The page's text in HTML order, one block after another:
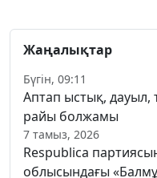
Жаңалықтар
Бүгін, 09:11
Аптап ыстық, дауыл,
райы болжамы
7 тамыз, 2026
Respublica
облысындағы